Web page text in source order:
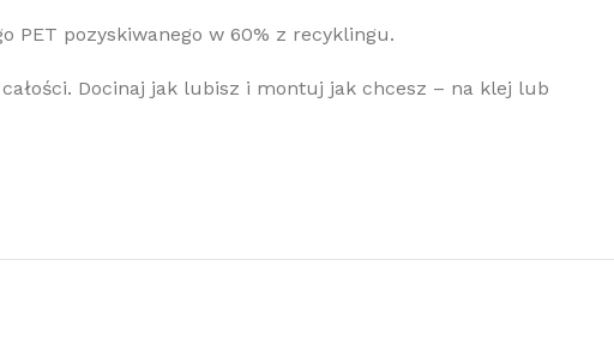
PET pozyskiwanego w 60% z recyklingu.
Docinaj jak lubisz i montuj jak chcesz – na klej lub